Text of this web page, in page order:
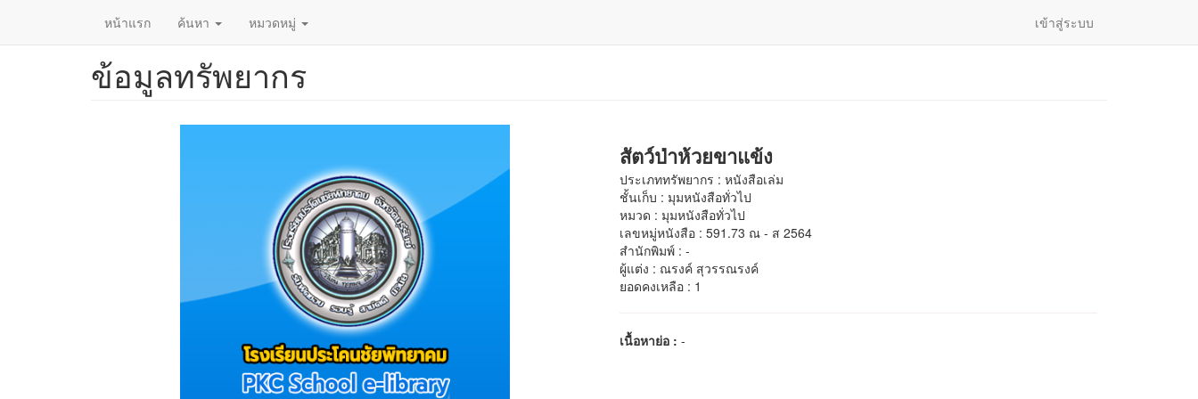
หน้าแรก ค้นหา หมวดหมู่ เข้าสู่ระบบ
ข้อมูลทรัพยากร
สัตว์ป่าห้วยขาแข้ง
ประเภททรัพยากร : หนังสือเล่ม
ชั้นเก็บ : มุมหนังสือทั่วไป
หมวด : มุมหนังสือทั่วไป
เลขหมู่หนังสือ : 591.73 ณ - ส 2564
สำนักพิมพ์ : -
ผู้แต่ง : ณรงค์ สุวรรณรงค์
ยอดคงเหลือ : 1
เนื้อหาย่อ :-